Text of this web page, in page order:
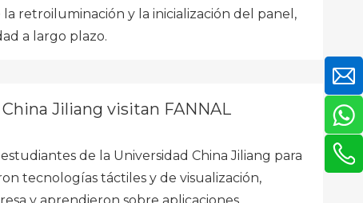
retroiluminación y la inicialización del panel,
a largo plazo.
Jiliang visitan FANNAL
de la Universidad China Jiliang para
tecnologías táctiles y de visualización,